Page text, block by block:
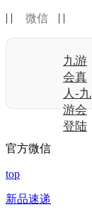
| | 微信 | |
九游
会真
人-九
游会
登陆
官方微信
top
新品速递